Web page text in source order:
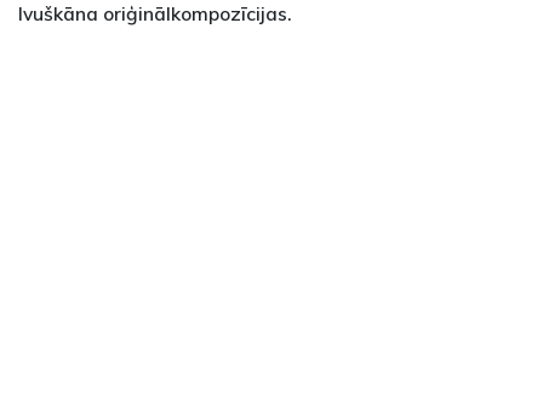
Ivuškāna oriģinālkompozīcijas.